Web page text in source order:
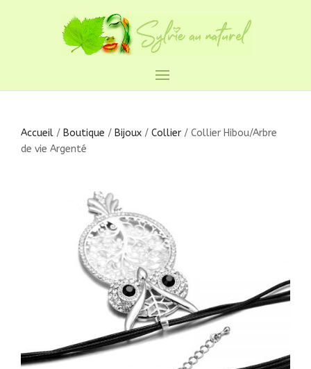
Accueil / Boutique / Bijoux / Collier / Collier Hibou/Arbre
de vie Argenté